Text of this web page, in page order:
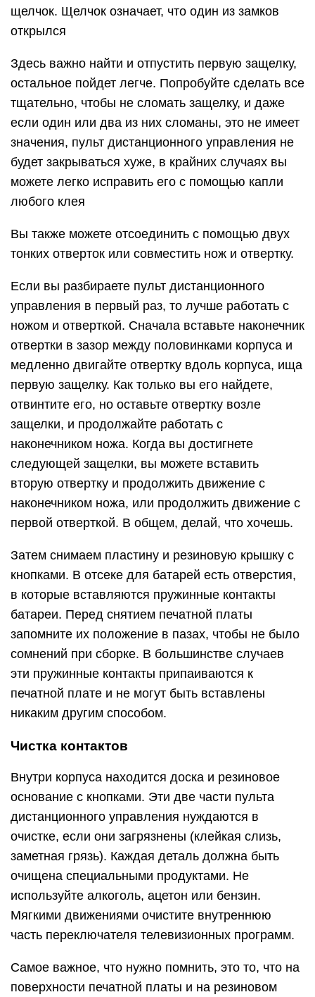
щелчок. Щелчок означает, что один из замков
открылся
Здесь важно найти и отпустить первую защелку,
остальное пойдет легче. Попробуйте сделать все
тщательно, чтобы не сломать защелку, и даже
если один или два из них сломаны, это не имеет
значения, пульт дистанционного управления не
будет закрываться хуже, в крайних случаях вы
можете легко исправить его с помощью капли
любого клея
Вы также можете отсоединить с помощью двух
тонких отверток или совместить нож и отвертку.
Если вы разбираете пульт дистанционного
управления в первый раз, то лучше работать с
ножом и отверткой. Сначала вставьте наконечник
отвертки в зазор между половинками корпуса и
медленно двигайте отвертку вдоль корпуса, ища
первую защелку. Как только вы его найдете,
отвинтите его, но оставьте отвертку возле
защелки, и продолжайте работать с
наконечником ножа. Когда вы достигнете
следующей защелки, вы можете вставить
вторую отвертку и продолжить движение с
наконечником ножа, или продолжить движение с
первой отверткой. В общем, делай, что хочешь.
Затем снимаем пластину и резиновую крышку с
кнопками. В отсеке для батарей есть отверстия,
в которые вставляются пружинные контакты
батареи. Перед снятием печатной платы
запомните их положение в пазах, чтобы не было
сомнений при сборке. В большинстве случаев
эти пружинные контакты припаиваются к
печатной плате и не могут быть вставлены
никаким другим способом.
Чистка контактов
Внутри корпуса находится доска и резиновое
основание с кнопками. Эти две части пульта
дистанционного управления нуждаются в
очистке, если они загрязнены (клейкая слизь,
заметная грязь). Каждая деталь должна быть
очищена специальными продуктами. Не
используйте алкоголь, ацетон или бензин.
Мягкими движениями очистите внутреннюю
часть переключателя телевизионных программ.
Самое важное, что нужно помнить, это то, что на
поверхности печатной платы и на резиновом